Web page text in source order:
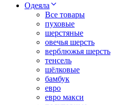
Одеяла
Все товары
пуховые
шерстяные
овечья шерсть
верблюжья шерсть
тенсель
шёлковые
бамбук
евро
евро макси